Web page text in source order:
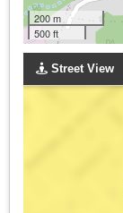
200 m
500 ft
Street View